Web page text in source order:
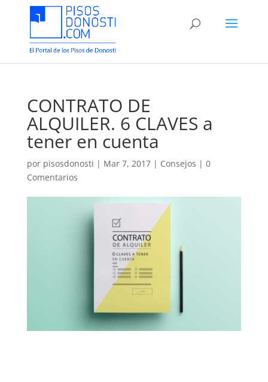
CONTRATO DE
ALQUILER. 6 CLAVES a
tener en cuenta
por pisosdonosti | Mar 7, 2017| Consejos | 0
Comentarios